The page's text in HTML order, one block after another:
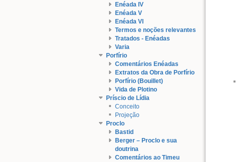
Enéada IV
Enéada V
Enéada VI
Termos e noções relevantes
Tratados - Enéadas
Varia
Porfírio
Comentários Enéadas
Extratos da Obra de Porfírio
Porfírio (Bouillet)
Vida de Plotino
Príscio de Lídia
Conceito
Projeção
Proclo
Bastid
Berger – Proclo e sua
doutrina
Comentários ao Timeu